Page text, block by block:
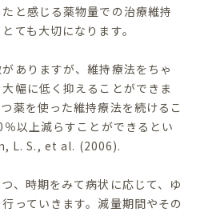
と感じる薬物量での治療維持
ても大切になります。
ありますが、維持療法をちゃ
幅に低く抑えることができま
薬を使った維持療法を続けるこ
以上減らすことができるとい
L. S., et al. (2006).
、時期をみて病状に応じて、ゆ
っていきます。減量期間やその